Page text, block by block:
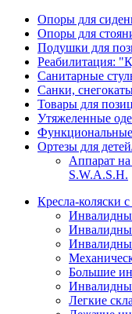
Опоры для
Опоры для
Подушки для
Реабилитация:
Санитарные
Санки,
Товары для
Утяжеленные
Ортезы для
Аппарат
S.W.A.S.H.
Кресла-коляски
Большие
Легкие